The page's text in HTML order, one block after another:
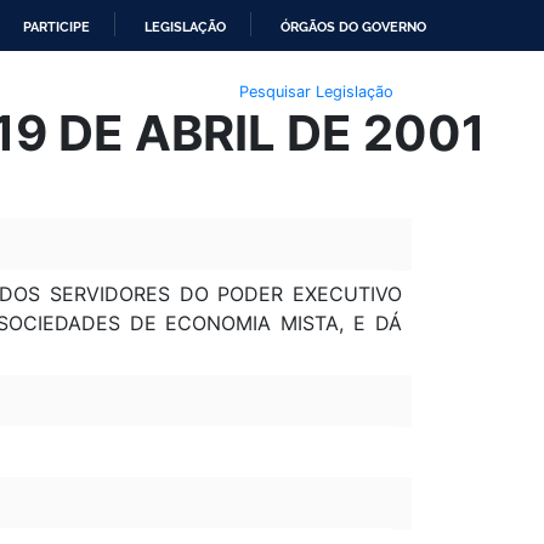
PARTICIPE LEGISLAÇÃO ÓRGÃOS DO GOVERNO
Pesquisar Legislação
DE ABRIL DE 2001
SERVIDORES DO PODER EXECUTIVO
DE ECONOMIA MISTA, E DÁ